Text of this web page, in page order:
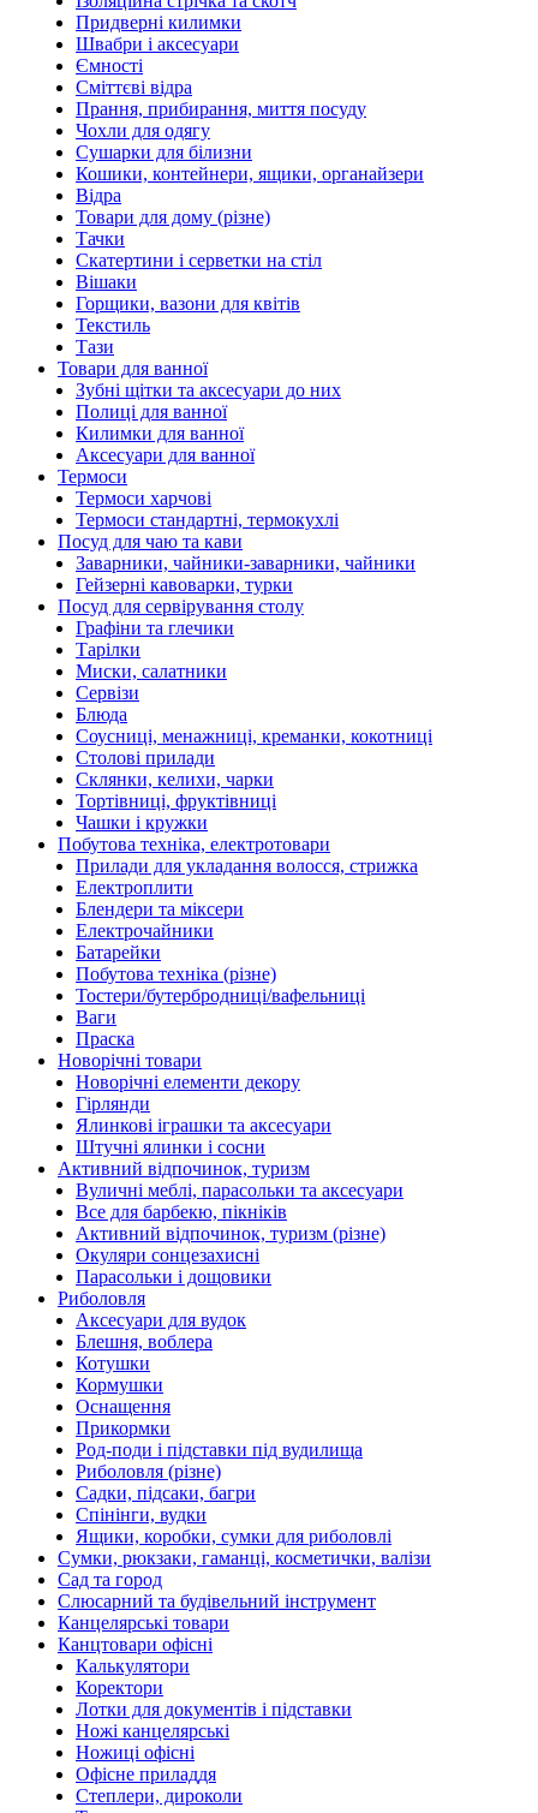
Придверні килимки
Швабри і аксесуари
Ємності
Сміттєві відра
Прання, прибирання, миття посуду
Чохли для одягу
Сушарки для білизни
Кошики, контейнери, ящики, органайзери
Відра
Товари для дому (різне)
Тачки
Скатертини і серветки на стіл
Вішаки
Горщики, вазони для квітів
Текстиль
Тази
Товари для ванної
Зубні щітки та аксесуари до них
Полиці для ванної
Килимки для ванної
Аксесуари для ванної
Термоси
Термоси харчові
Термоси стандартні, термокухлі
Посуд для чаю та кави
Заварники, чайники-заварники, чайники
Гейзерні кавоварки, турки
Посуд для сервірування столу
Графіни та глечики
Тарілки
Миски, салатники
Сервізи
Блюда
Соусниці, менажниці, креманки, кокотниці
Столові прилади
Склянки, келихи, чарки
Тортівниці, фруктівниці
Чашки і кружки
Побутова техніка, електротовари
Прилади для укладання волосся, стрижка
Електроплити
Блендери та міксери
Електрочайники
Батарейки
Побутова техніка (різне)
Тостери/бутербродниці/вафельниці
Ваги
Праска
Новорічні товари
Новорічні елементи декору
Гірлянди
Ялинкові іграшки та аксесуари
Штучні ялинки і сосни
Активний відпочинок, туризм
Вуличні меблі, парасольки та аксесуари
Все для барбекю, пікніків
Активний відпочинок, туризм (різне)
Окуляри сонцезахисні
Парасольки і дощовики
Риболовля
Аксесуари для вудок
Блешня, воблера
Котушки
Кормушки
Оснащення
Прикормки
Род-поди і підставки під вудилища
Риболовля (різне)
Садки, підсаки, багри
Спінінги, вудки
Ящики, коробки, сумки для риболовлі
Сумки, рюкзаки, гаманці, косметички, валізи
Сад та город
Слюсарний та будівельний інструмент
Канцелярські товари
Канцтовари офісні
Калькулятори
Коректори
Лотки для документів і підставки
Ножі канцелярські
Ножиці офісні
Офісне приладдя
Степлери, дироколи